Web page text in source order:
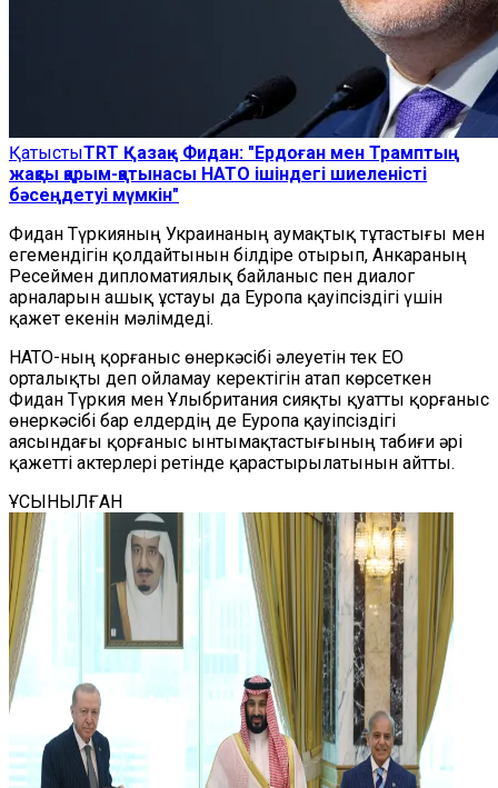
ҚатыстыTRT Қазақ - Фидан: "Ердоған мен Трамптың
жақсы қарым-қатынасы НАТО ішіндегі шиеленісті
бәсеңдетуі мүмкін"
Фидан Түркияның Украинаның аумақтық тұтастығы мен
егемендігін қолдайтынын білдіре отырып, Анкараның
Ресеймен дипломатиялық байланыс пен диалог
арналарын ашық ұстауы да Еуропа қауіпсіздігі үшін
қажет екенін мәлімдеді.
НАТО-ның қорғаныс өнеркәсібі әлеуетін тек ЕО
орталықты деп ойламау керектігін атап көрсеткен
Фидан Түркия мен Ұлыбритания сияқты қуатты қорғаныс
өнеркәсібі бар елдердің де Еуропа қауіпсіздігі
аясындағы қорғаныс ынтымақтастығының табиғи әрі
қажетті актерлері ретінде қарастырылатынын айтты.
ҰСЫНЫЛҒАН